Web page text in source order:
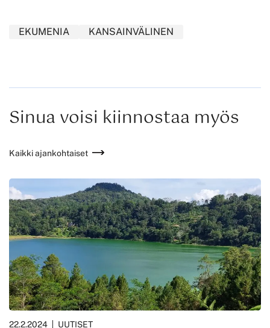
EKUMENIA KANSAINVÄLINEN
Sinua voisi kiinnostaa myös
Kaikki ajankohtaiset
22.2.2024 UUTISET